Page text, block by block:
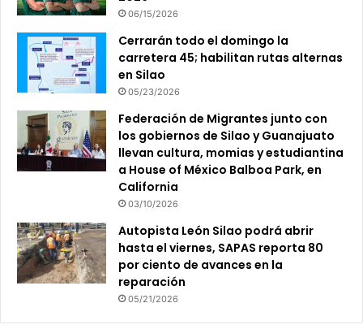
06/15/2026
Cerrarán todo el domingo la
carretera 45; habilitan rutas alternas
en Silao
05/23/2026
Federación de Migrantes junto con
los gobiernos de Silao y Guanajuato
llevan cultura, momias y estudiantina
a House of México Balboa Park, en
California
03/10/2026
Autopista León Silao podrá abrir
hasta el viernes, SAPAS reporta 80
por ciento de avances en la
reparación
05/21/2026